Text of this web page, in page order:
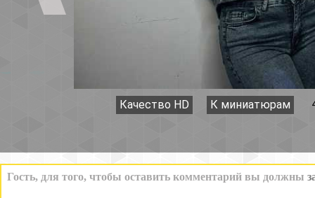
Качество HD К миниатюрам